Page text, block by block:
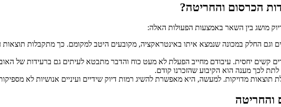
הכרסום והחריטה?
מושג בין השאר באמצעות הפעולות האלה:
וגם החלק במכונה שנמצא איתו באינטראקציה, מקובעים היטב למקומם. כך מתקבלות
קשים יחסית. עיבודם מחייב הפעלת לא מעט כוח והדבר מתבטא לעיתים גם ברעידות של
לכך מענה הוא הקיבוע שהזכרנו קודם.
מדויקות. למעשה, היא מאפשרת להשיג רמות דיוק שידיים ועיניים אנושיות לא